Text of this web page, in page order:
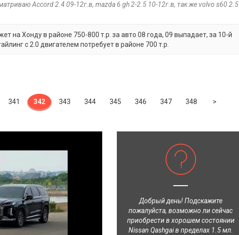
Accord 2.4 09-12г.в, mazda 6 gh 2-2.5 10-12г.в, так же volvo s60 2.5
на Хонду в районе 750-800 т.р. за авто 08 года, 09 выпадает, за 10-й
с 2.0 двигателем потребует в районе 700 т.р.
341 342 343 344 345 346 347 348 >
Добрый день! Подскажите
пожалуйста, возможно ли сейчас
приобрести в хорошем состоянии
Nissan Qashgai в пределах 1.5 мл.